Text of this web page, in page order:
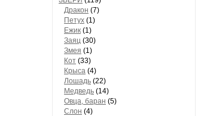
Дракон (7)
Петух (1)
Ежик (1)
Заяц (30)
Змея (1)
Кот (33)
Крыса (4)
Лошадь (22)
Медведь (14)
Овца, баран (5)
Слон (4)